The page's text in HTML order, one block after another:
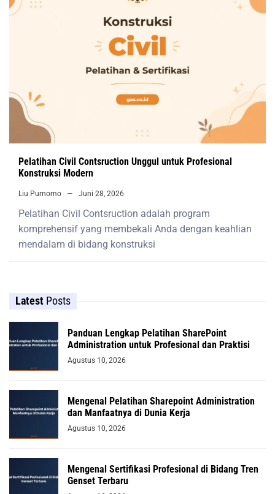
Pelatihan Civil Contsruction Unggul untuk Profesional
Konstruksi Modern
Liu Purnomo Juni 28, 2026
Pelatihan Civil Contsruction adalah program
komprehensif yang membekali Anda dengan keahlian
mendalam di bidang konstruksi
Latest Posts
Panduan Lengkap Pelatihan SharePoint
Administration untuk Profesional dan Praktisi
Agustus 10, 2026
Mengenal Pelatihan Sharepoint Administration
dan Manfaatnya di Dunia Kerja
Agustus 10, 2026
Mengenal Sertifikasi Profesional di Bidang Tren
Genset Terbaru